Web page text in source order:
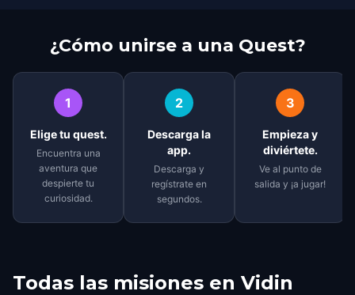
¿Cómo unirse a una Quest?
1
Elige tu quest.
Encuentra una
aventura que
despierte tu
curiosidad.
2
Descarga la
app.
Descarga y
regístrate en
segundos.
3
Empieza y
diviértete.
Ve al punto de
salida y ¡a jugar!
Todas las misiones en Vidin